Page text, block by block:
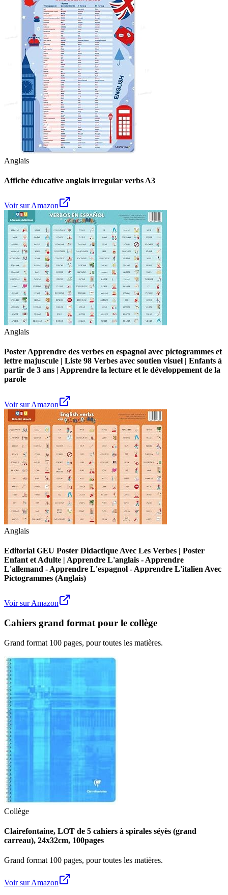
Anglais
Affiche éducative anglais irregular verbs A3
Voir sur Amazon
Anglais
Poster Apprendre des verbes en espagnol avec pictogrammes et
lettre majuscule | Liste 98 Verbes avec soutien visuel | Enfants à
partir de 3 ans | Apprendre la lecture et le développement de la
parole
Voir sur Amazon
Anglais
Editorial GEU Poster Didactique Avec Les Verbes | Poster
Enfant et Adulte | Apprendre L'anglais - Apprendre
L'allemand - Apprendre L'espagnol - Apprendre L'italien Avec
Pictogrammes (Anglais)
Voir sur Amazon
Cahiers grand format pour le collège
Grand format 100 pages, pour toutes les matières.
Collège
Clairefontaine, LOT de 5 cahiers à spirales séyès (grand
carreau), 24x32cm, 100pages
Grand format 100 pages, pour toutes les matières.
Voir sur Amazon